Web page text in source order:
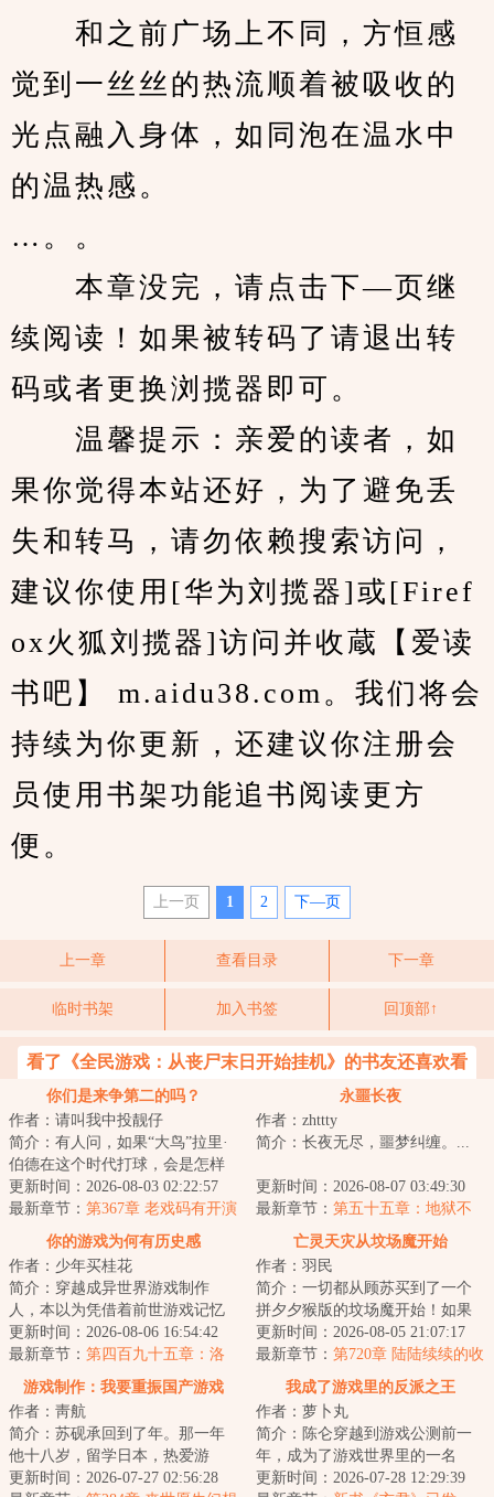
和之前广场上不同，方恒感
觉到一丝丝的热流顺着被吸收的
光点融入身体，如同泡在温水中
的温热感。
…。。
本章没完，请点击下—页继
续阅读！如果被转码了请退出转
码或者更换浏揽器即可。
温馨提示：亲爱的读者，如
果你觉得本站还好，为了避免丢
失和转马，请勿依赖搜索访问，
建议你使用[华为刘揽器]或[Firef
ox火狐刘揽器]访问并收蔵【爱读
书吧】 m.aidu38.com。我们将会
持续为你更新，还建议你注册会
员使用书架功能追书阅读更方
便。
上一页 1 2 下—页
上一章 查看目录 下一章
临时书架 加入书签 回顶部↑
看了《全民游戏：从丧尸末日开始挂机》的书友还喜欢看
你们是来争第二的吗？
作者：请叫我中投靓仔
简介：有人问，如果“大鸟”拉里·
伯德在这个时代打球，会是怎样
一番景象？年，意外觉醒“大鸟伯
德”天赋...
更新时间：2026-08-03 02:22:57
最新章节： 第367章 老戏码有开演
永噩长夜
作者：zhttty
简介：长夜无尽，噩梦纠缠。...
更新时间：2026-08-07 03:49:30
最新章节： 第五十五章：地狱不
空，誓不成佛
你的游戏为何有历史感
作者：少年买桂花
简介：穿越成异世界游戏制作
人，本以为凭借着前世游戏记忆
能够风生水起，但现实却是无情
一击，这里游戏业...
更新时间：2026-08-06 16:54:42
最新章节： 第四百九十五章：洛
神赋就是在形容我
亡灵天灾从坟场魔开始
作者：羽民
简介：一切都从顾苏买到了一个
拼夕夕猴版的坟场魔开始！如果
不想死在游戏里，就要想办法拼
命！拾荒、战斗...
更新时间：2026-08-05 21:07:17
最新章节： 第720章 陆陆续续的收
获（加更求全订）
游戏制作：我要重振国产游戏
作者：靑航
简介：苏砚承回到了年。那一年
他十八岁，留学日本，热爱游
戏，怒怼科乐美。那一年，他开
更新时间：2026-07-27 02:56:28
我成了游戏里的反派之王
作者：萝卜丸
简介：陈仑穿越到游戏公测前一
年，成为了游戏世界里的一名
NPC。于是，一个新的版本诞生
更新时间：2026-07-28 12:29:39